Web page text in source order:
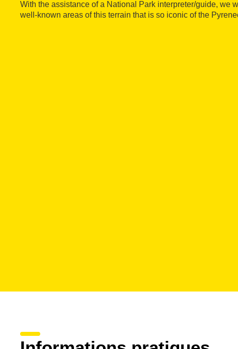
With the assistance of a National Park interpreter/guide, we
well-known areas of this terrain that is so iconic of the